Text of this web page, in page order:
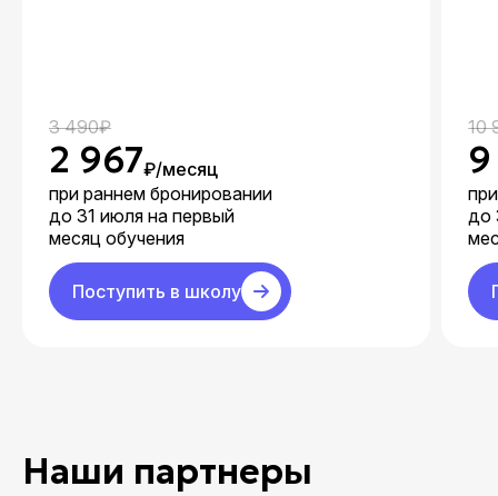
3 490₽
2 967₽/месяц
при раннем бронировании
до 31 июля на первый
месяц обучения
Поступить в школу
10
до
Наши партнеры